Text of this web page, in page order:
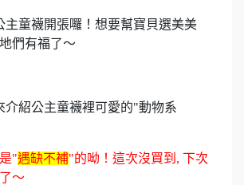
主童襪開張囉！想要幫寶貝選美美
們有福了～
介紹公主童襪裡可愛的"動物系
"遇缺不補"的呦！這次沒買到, 下次
～